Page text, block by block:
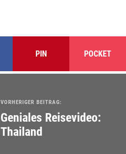
PIN POCKET
VORHERIGER BEITRAG:
Geniales Reisevideo:
Thailand